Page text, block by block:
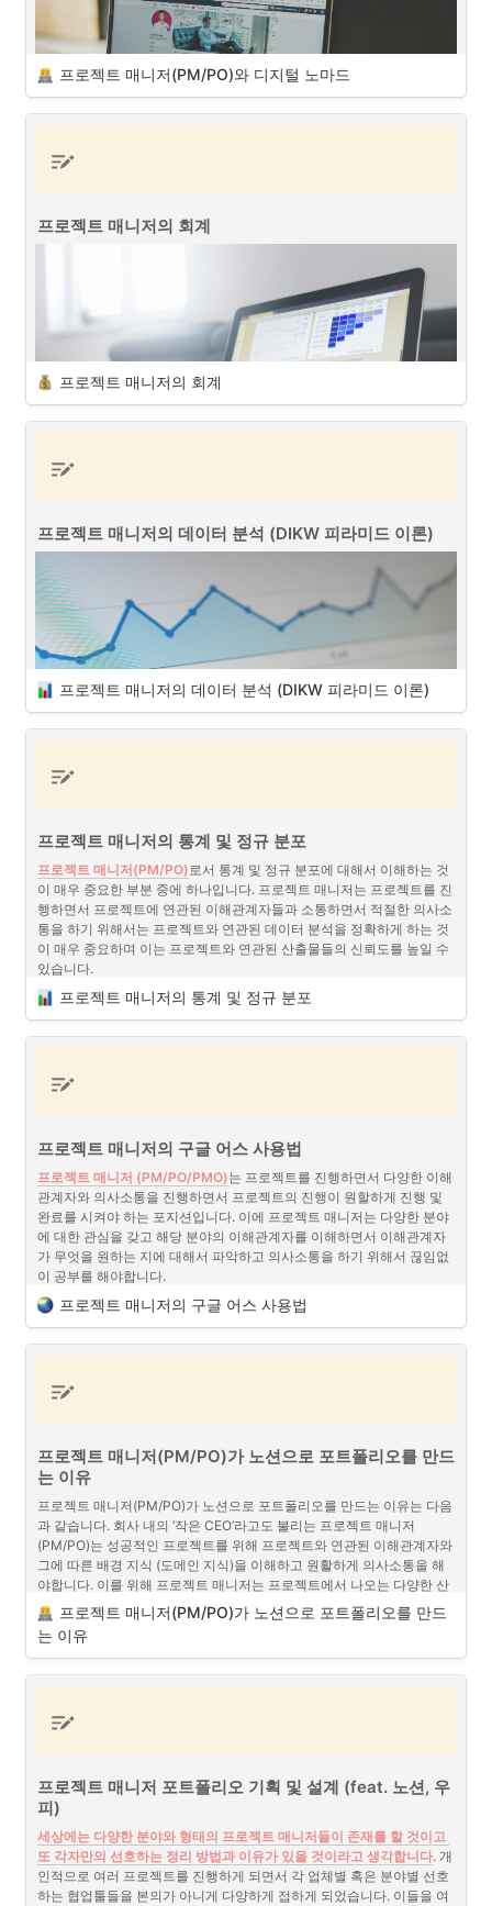
프로젝트 매니저(PM/PO)와 디지털 노마드 (출처 : Unsplash)
디지털 노마드 (Digital Nomad)란 인터넷과 디지털 기술을 활용하
여 장소에 구애받지 않고 일하는 사람을 의미합니다.
프로젝트 매니저(PM/PO) 로서 다양한 프로젝트를 진행 관리를 해온 경
험으로서 프로젝트 매니저는 디지털 노마드라는 단어와 매우 어울리는
삶에 대해서 생각해봐야할 것입니다. 개인적으로 디지털 노마드로서의
프로젝트 매니저(PM/PO)와 디지털 노마드
프로젝트 매니저의 회계
프로젝트 매니저의 회계 (출처 : Unsplash)
회사 내에서 ‘작은 CEO’라고 불리는 프로젝트 매니저(PM/PO)
로서 회계
적 지식은 매우 중요합니다. 프로젝트를 진행하는 프로젝트 매니저들 혹
은 회사에서 이제 일을 막 시작하는 대부분의 사람들은 회계에 대해서 간
과하는 부분들이 많지만, 회사 내에서 직급이 올라갈수록 ‘비즈니스의 언
어’인 회계를 모른다면 맡고 있는 프로젝트가 성공적이지 못할 가능성이
높습니다. 특히 사업 및 프로젝트의  전략 기획을 하기 하기 위해서는 필
수적인 부분 중에 하나입니다.
말한다면, 회계사 수준까지의 지식을 가지고 있다면 더할 나위없이 좋겠
지만, 적어도 사업이나 비즈니스를 맡은 책임자로서 프로젝트의 이해관
산 범위 내에서 어떠한 성과를 내고 있는 지를 수치화할 수 있고 프로젝
트의 성공 지표를 측정하는 한 부분으로서 활용할 수 있을 것입니다.
프로젝트 매니저의 회계
프로젝트 매니저의 데이터 분석 (DIKW 피라미드 이론)
프로젝트 매니저의 데이터 분석 (출처 : Unsplash)
프로젝트 매니저(PM/PO) 로서 성공하기 위해서는 다양한 능력이 필요
하지만, 그 중에서도 DIKW 피라미드 이론에 입각한 데이터 분석 능력 은
매우 중요한 요소로 자리 잡고 있습니다. 프로젝트의 성공 여부를 판단하
고, 팀을 올바른 방향으로 이끌기 위해서는 수집된 데이터를 정확하게 분
석하고 해석하는 것이 필수적입니다.
DIKW 피라미드
프로젝트 매니저의 데이터 분석과 7가지 핵심 능력
프로젝트 매니저의 데이터 분석 (DIKW 피라미드 이론)
프로젝트 매니저의 통계 및 정규 분포
프로젝트 매니저(PM/PO)로서 통계 및 정규 분포에 대해서 이해하는 것
이 매우 중요한 부분 중에 하나입니다. 프로젝트 매니저는 프로젝트를 진
행하면서 프로젝트에 연관된 이해관계자들과 소통하면서 적절한 의사소
통을 하기 위해서는 프로젝트와 연관된 데이터 분석을 정확하게 하는 것
이 매우 중요하며 이는 프로젝트와 연관된 산출물들의 신뢰도를 높일 수
있습니다.
정규 분포 (Normal distribution)
어 있다면 필수적으로 알아야 하는 부분 중에 하나입니다. 정규 분포는
프로젝트 매니저의 통계 및 정규 분포
프로젝트 매니저의 구글 어스 사용법
프로젝트 매니저 (PM/PO/PMO)는 프로젝트를 진행하면서 다양한 이해
관계자와 의사소통을 진행하면서 프로젝트의 진행이 원할하게 진행 및
완료를 시켜야 하는 포지션입니다. 이에 프로젝트 매니저는 다양한 분야
에 대한 관심을 갖고 해당 분야의 이해관계자를 이해하면서 이해관계자
가 무엇을 원하는 지에 대해서 파악하고 의사소통을 하기 위해서 끊임없
이 공부를 해야합니다.
체계적 관리와 시각화 - 구글 어스
진행될 수 있을까에 대해서 고민합니다. 이러한 문제를 해결하기 위해서
다양한 협업툴 서비스들이 등장하고 있습니다. 예를 들면 노션 (Notion),
웹을 개발하는 데 보다 쉽게 체계적으로 관리하고 시각화를 해서 프로젝
트 팀원들간의 의사소통을 원활하게 진행시킵니다.
프로젝트 매니저의 구글 어스 사용법
프로젝트 매니저(PM/PO)가 노션으로 포트폴리오를 만드
는 이유
프로젝트 매니저(PM/PO)가 노션으로 포트폴리오를 만드는 이유는 다음
과 같습니다. 회사 내의 ‘작은 CEO’라고도 불리는 프로젝트 매니저
(PM/PO)는 성공적인 프로젝트를 위해 프로젝트와 연관된 이해관계자와
그에 따른 배경 지식 (도메인 지식)을 이해하고 원활하게 의사소통을 해
야합니다. 이를 위해 프로젝트 매니저는 프로젝트에서 나오는 다양한 산
출물들을 체계적으로 관리하고 진행해야합니다. 그렇기 때문에 프로젝
트 매니저는 다양한 협업툴을 공부하고 활용해야만 하는 운명입니다. 개
인적으로 그동안 다양한 협업툴을 활용해왔지만 노션을 통해서 포트폴
리오를 만드는 이유는 다음과 같습니다.
노션 사용자 1억명 (2024년 8월 기준)
노션 사용자가 2024년 8월 기준 1억명을 돌파했다고 합니다. 프로젝트
매니저는 프로젝트를 진행하면서 항상 다양한 이해관계자와 원활하게
의사소통을 하는 것을 고려해야합니다. 노션을 사용하는 인원 수가 많아
지고 있다는 것은 노션을 활용한 프로젝트를 관리가 점점 더 원활해지고
있다는 이야기가 될 수 있습니다.
프로젝트 매니저(PM/PO)가 노션으로 포트폴리오를 만드
는 이유
프로젝트 매니저 포트폴리오 기획 및 설계 (feat. 노션, 우
피)
세상에는 다양한 분야와 형태의 프로젝트 매니저들이 존재를 할 것이고
또 각자만의 선호하는 정리 방법과 이유가 있을 것이라고 생각합니다. 개
인적으로 여러 프로젝트를 진행하게 되면서 각 업체별 혹은 분야별 선호
하는 협업툴들을 본의가 아니게 다양하게 접하게 되었습니다. 이들을 여